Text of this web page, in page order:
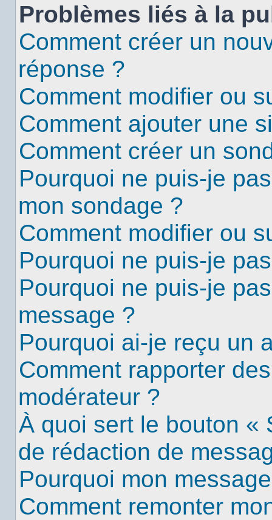
Problèmes liés à la
Comment créer un
réponse ?
Comment modifier ou
Comment ajouter une
Comment créer un
Pourquoi ne puis-je
mon sondage ?
Comment modifier ou
Pourquoi ne puis-je
Pourquoi ne puis-je
message ?
Pourquoi ai-je reçu un
Comment rapporter
modérateur ?
À quoi sert le bouton «
de rédaction de
Pourquoi mon
Comment remonter